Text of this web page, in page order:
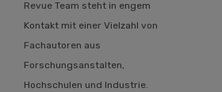
Revue Team steht in engem
Kontakt mit einer Vielzahl von
Fachautoren aus
Forschungsanstalten,
Hochschulen und Industrie.